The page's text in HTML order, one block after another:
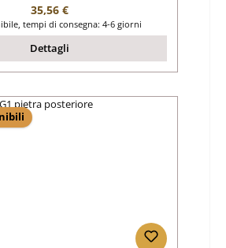
Prezzo normale:
35,56 €
tempi di consegna: 4-6 giorni
Dettagli